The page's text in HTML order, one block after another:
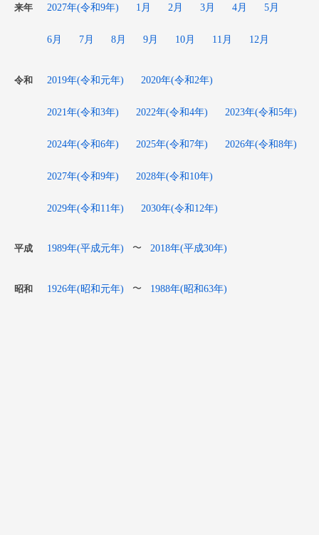
来年 2027年(令和9年) 1月 2月 3月 4月 5月
6月 7月 8月 9月 10月 11月 12月
令和 2019年(令和元年) 2020年(令和2年)
2021年(令和3年) 2022年(令和4年) 2023年(令和5年)
2024年(令和6年) 2025年(令和7年) 2026年(令和8年)
2027年(令和9年) 2028年(令和10年)
2029年(令和11年) 2030年(令和12年)
平成 1989年(平成元年) 〜 2018年(平成30年)
昭和 1926年(昭和元年) 〜 1988年(昭和63年)